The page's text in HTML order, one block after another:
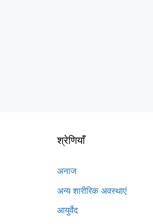
श्रेणियाँ
अनाज
अन्य शारीरिक अवस्थाएं
आयुर्वेद